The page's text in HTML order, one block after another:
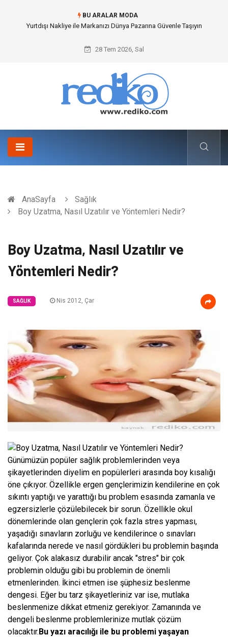
BU ARALAR MODA
İnternetsiz Bir Gün Nedir ve Neden Önemlidir?
28 Tem 2026, Sal
AnaSayfa
Sağlık
Boy Uzatma, Nasıl Uzatılır ve Yöntemleri Nedir?
Boy Uzatma, Nasıl Uzatılır ve
Yöntemleri Nedir?
SAĞLIK Nis 2012, Çar
Günümüzün popüler sağlık problemlerinden veya
şikayetlerinden diyelim en popülerleri arasında boy kısalığı
öne çıkıyor. Özellikle ergen gençlerimizin kendilerine en çok
sıkıntı yaptığı ve yarattığı bu problem esasında zamanla ve
egzersizlerle çözülebilecek bir sorun. Özellikle okul
dönemlerinde olan gençlerin çok fazla stres yapması,
yaşadığı sınavların zorluğu ve kendilerince o sınavları
kafalarında nerede ve nasıl gördükleri bu problemin başında
geliyor. Çok alakasız durabilir ancak "stres" bir çok
problemin olduğu gibi bu problemin de önemli
etmenlerinden. İkinci etmen ise şüphesiz beslenme
dengesi. Eğer bu tarz şikayetleriniz var ise, mutlaka
beslenmenize dikkat etmeniz gerekiyor. Zamanında ve
dengeli beslenme problemlerinize mutlak çözüm
olacaktır.Bu yazı aracılığı ile bu problemi yaşayan